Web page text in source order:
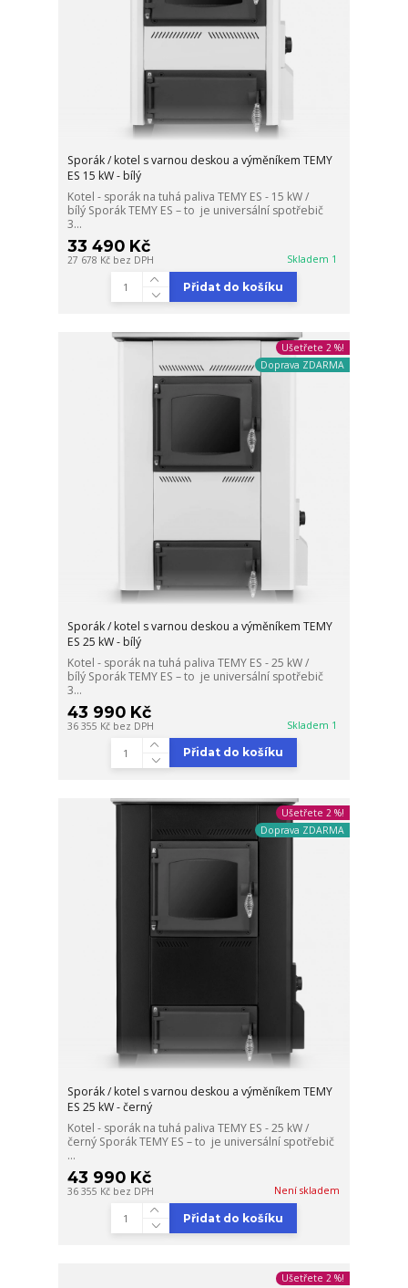
Sporák / kotel s varnou deskou a výměníkem TEMY
ES 15 kW - bílý
Kotel - sporák na tuhá paliva TEMY ES - 15 kW /
bílý Sporák TEMY ES – to je universální spotřebič
3...
33 490 Kč
27 678 Kč bez DPH Skladem 1
Přidat do košíku
Ušetřete 2 %!
Doprava ZDARMA
Sporák / kotel s varnou deskou a výměníkem TEMY
ES 25 kW - bílý
Kotel - sporák na tuhá paliva TEMY ES - 25 kW /
bílý Sporák TEMY ES – to je universální spotřebič
3...
43 990 Kč
36 355 Kč bez DPH Skladem 1
Přidat do košíku
Ušetřete 2 %!
Doprava ZDARMA
Sporák / kotel s varnou deskou a výměníkem TEMY
ES 25 kW - černý
Kotel - sporák na tuhá paliva TEMY ES - 25 kW /
černý Sporák TEMY ES – to je universální spotřebič
...
43 990 Kč
36 355 Kč bez DPH Není skladem
Přidat do košíku
Ušetřete 2 %!